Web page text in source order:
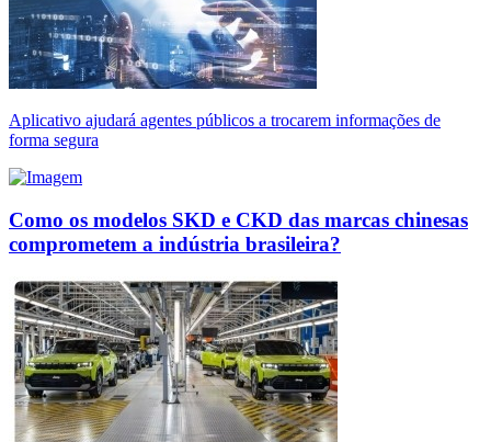
Aplicativo ajudará agentes públicos a trocarem informações de
forma segura
Como os modelos SKD e CKD das marcas chinesas
comprometem a indústria brasileira?